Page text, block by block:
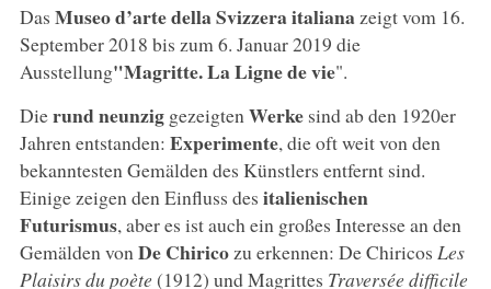
Das Museo d’arte della Svizzera italiana zeigt vom 16.
September 2018 bis zum 6. Januar 2019 die
Ausstellung"Magritte. La Ligne de vie".
Dierund neunziggezeigten Werkesind ab den 1920er
Jahren entstanden: Experimente, die oft weit von den
bekanntesten Gemälden des Künstlers entfernt sind.
Einige zeigen den Einfluss des italienischen
Futurismus, aber es ist auch ein großes Interesse an den
Gemälden von De Chiricozu erkennen: De Chiricos Les
Plaisirs du poète(1912) und Magrittes Traversée difficile